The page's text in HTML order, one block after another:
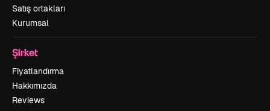
Satış ortakları
Kurumsal
Şirket
Fiyatlandırma
Hakkımızda
Reviews